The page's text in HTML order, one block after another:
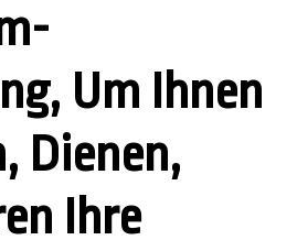
Um Ihnen
Dienen,
Ihre